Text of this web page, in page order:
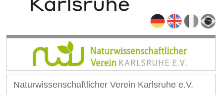
Naturwissenschaftlicher Verein Karlsruhe e.V.